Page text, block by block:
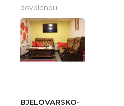
dovolenou.
BJELOVARSKO-